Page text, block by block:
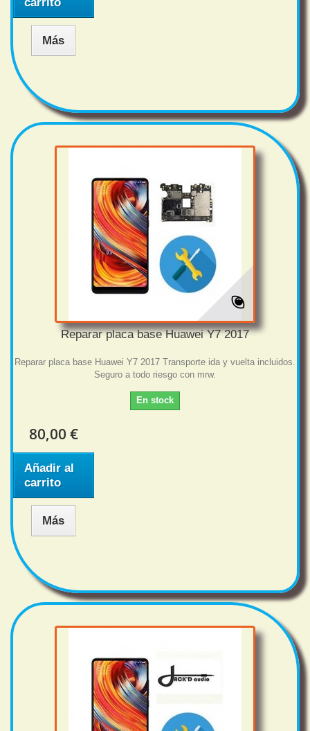
Más
Reparar placa base Huawei Y7 2017
Reparar placa base Huawei Y7 2017 Transporte ida y vuelta incluidos.
Seguro a todo riesgo con mrw.
En stock
80,00 €
Añadir al
carrito
Más